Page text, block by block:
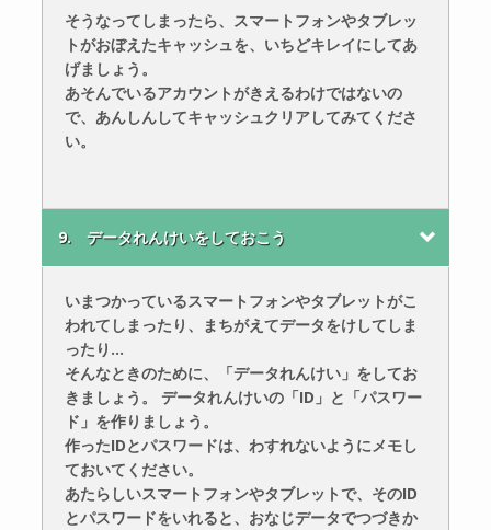
そうなってしまったら、スマートフォンやタブレッ
トがおぼえたキャッシュを、いちどキレイにしてあ
げましょう。
あそんでいるアカウントがきえるわけではないの
で、あんしんしてキャッシュクリアしてみてくださ
い。
9. データれんけいをしておこう
いまつかっているスマートフォンやタブレットがこ
われてしまったり、まちがえてデータをけしてしま
ったり…
そんなときのために、「データれんけい」をしてお
きましょう。 データれんけいの「ID」と「パスワー
ド」を作りましょう。
作ったIDとパスワードは、わすれないようにメモし
ておいてください。
あたらしいスマートフォンやタブレットで、そのID
とパスワードをいれると、おなじデータでつづきか